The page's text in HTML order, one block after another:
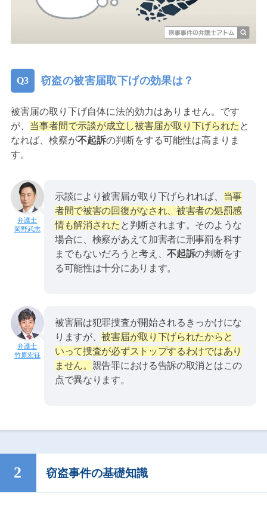
窃盗の被害届取下げの効果は？
被害届の取り下げ自体に法的効力はありません。です
が、 当事者間で示談が成立し被害届が取り下げられた と
なれば、検察が不起訴の判断をする可能性は高まりま
す。
岡野武志
示談により被害届が取り下げられれば、 当事
者間で被害の回復がなされ、被害者の処罰感
情も解消された と判断されます。そのような
場合に、検察があえて加害者に刑事罰を科す
までもないだろうと考え、不起訴の判断をす
る可能性は十分にあります。
竹原宏征
被害届は犯罪捜査が開始されるきっかけにな
りますが、被害届が取り下げられたからと
いって捜査が必ずストップするわけではあり
ません。 親告罪における告訴の取消とはこの
点で異なります。
窃盗事件の基礎知識